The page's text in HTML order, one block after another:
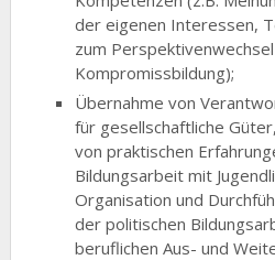
der eigenen Interessen,
zum
Kompromissbildung);
Übernahme von
für gesellschaftliche
von praktischen
Bildungsarbeit mit
Organisation und
der politischen
beruflichen Aus- und